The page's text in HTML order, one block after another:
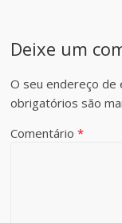
Deixe um
O seu endereço de
obrigatórios são
Comentário*